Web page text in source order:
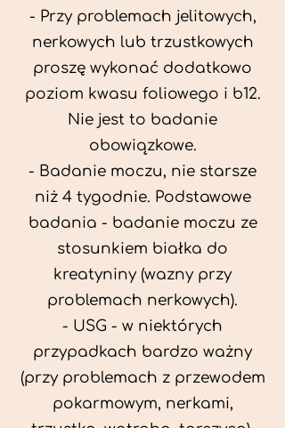
- Przy problemach jelitowych,
nerkowych lub trzustkowych
proszę wykonać dodatkowo
poziom kwasu foliowego i b12.
Nie jest to badanie
obowiązkowe.
- Badanie moczu, nie starsze
niż 4 tygodnie. Podstawowe
badania - badanie moczu ze
stosunkiem białka do
kreatyniny (wazny przy
problemach nerkowych).
- USG - w niektórych
przypadkach bardzo ważny
(przy problemach z przewodem
pokarmowym, nerkami,